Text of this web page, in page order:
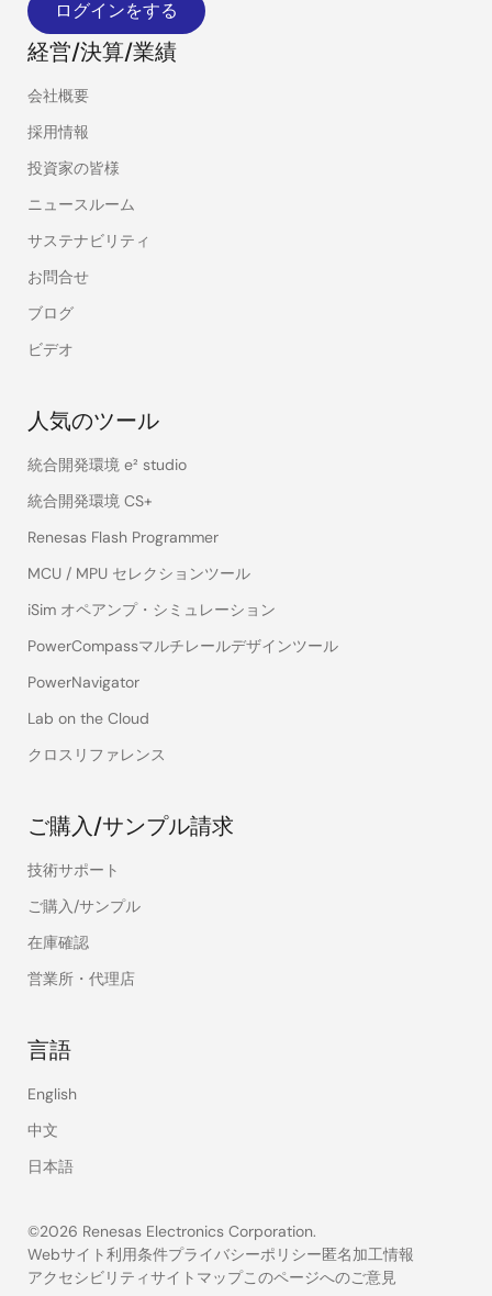
ログインをする
経営/決算/業績
会社概要
採用情報
投資家の皆様
ニュースルーム
サステナビリティ
お問合せ
ブログ
ビデオ
人気のツール
統合開発環境 e² studio
統合開発環境 CS+
Renesas Flash Programmer
MCU / MPU セレクションツール
iSim オペアンプ・シミュレーション
PowerCompassマルチレールデザインツール
PowerNavigator
Lab on the Cloud
クロスリファレンス
ご購入/サンプル請求
技術サポート
ご購入/サンプル
在庫確認
営業所・代理店
言語
English
中文
日本語
©2026 Renesas Electronics Corporation.
Webサイト利用条件プライバシーポリシー匿名加工情報
アクセシビリティサイトマップこのページへのご意見